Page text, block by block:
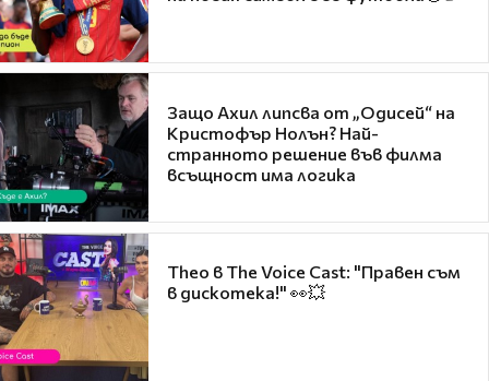
Защо Ахил липсва от „Одисей“ на
Кристофър Нолън? Най-
странното решение във филма
всъщност има логика
Theo в The Voice Cast: "Правен съм
в дискотека!" 👀💥